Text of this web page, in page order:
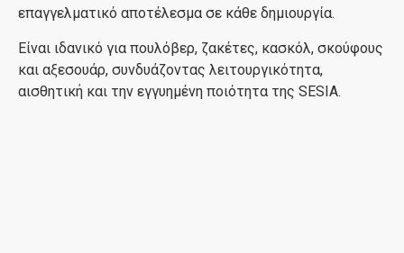
επαγγελματικό αποτέλεσμα σε κάθε δημιουργία.
Είναι ιδανικό για πουλόβερ, ζακέτες, κασκόλ, σκούφους
και αξεσουάρ, συνδυάζοντας λειτουργικότητα,
αισθητική και την εγγυημένη ποιότητα της SESIA.